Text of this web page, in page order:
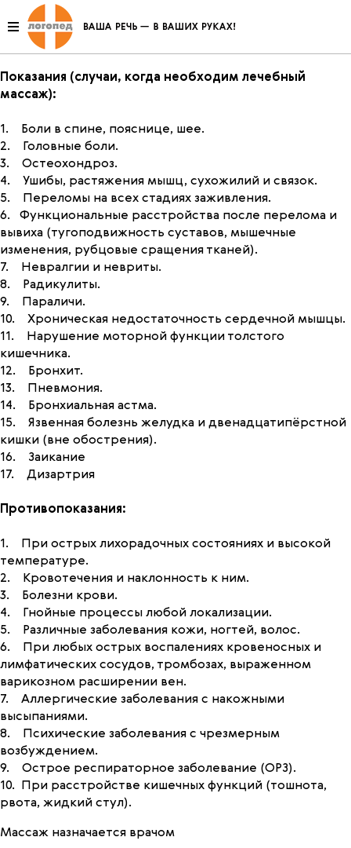
В первую очередь, массаж нужен здоровым
подросткам для поддержания хорошего самочувствия
и профилактики различных заболеваний.
Показания (случаи, когда необходим лечебный
массаж):
1. Боли в спине, пояснице, шее.
2. Головные боли.
3. Остеохондроз.
4. Ушибы, растяжения мышц, сухожилий и связок.
5. Переломы на всех стадиях заживления.
6. Функциональные расстройства после перелома и
вывиха (тугоподвижность суставов, мышечные
изменения, рубцовые сращения тканей).
7. Невралгии и невриты.
8. Радикулиты.
9. Параличи.
10. Хроническая недостаточность сердечной мышцы.
11. Нарушение моторной функции толстого
кишечника.
12. Бронхит.
13. Пневмония.
14. Бронхиальная астма.
15. Язвенная болезнь желудка и двенадцатипёрстной
кишки (вне обострения).
16. Заикание
17. Дизартрия
Противопоказания:
1. При острых лихорадочных состояниях и высокой
температуре.
2. Кровотечения и наклонность к ним.
3. Болезни крови.
4. Гнойные процессы любой локализации.
5. Различные заболевания кожи, ногтей, волос.
6. При любых острых воспалениях кровеносных и
лимфатических сосудов, тромбозах, выраженном
варикозном расширении вен.
7. Аллергические заболевания с накожными
высыпаниями.
8. Психические заболевания с чрезмерным
возбуждением.
9. Острое респираторное заболевание (ОРЗ).
10. При расстройстве кишечных функций (тошнота,
рвота, жидкий стул).
Массаж назначается врачом